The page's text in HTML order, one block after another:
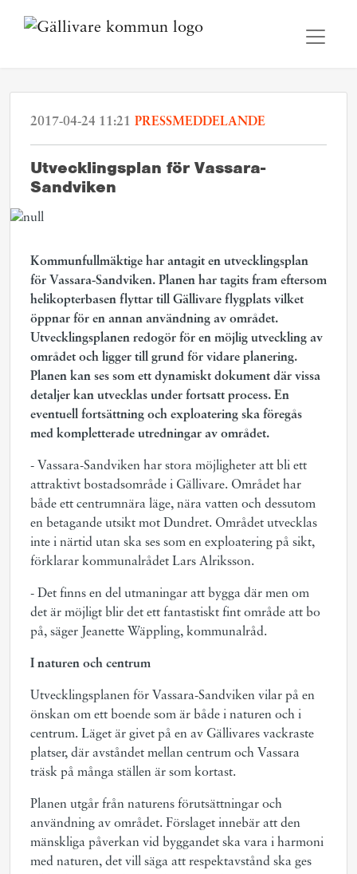
2017-04-24 11:21 PRESSMEDDELANDE
​Utvecklingsplan för Vassara-
Sandviken
Kommunfullmäktige har antagit en utvecklingsplan
för Vassara-Sandviken. Planen har tagits fram eftersom
helikopterbasen flyttar till Gällivare flygplats vilket
öppnar för en annan användning av området.
Utvecklingsplanen redogör för en möjlig utveckling av
området och ligger till grund för vidare plane­ring.
Planen kan ses som ett dynamiskt dokument där vissa
detaljer kan utvecklas under fortsatt process. En
eventuell fortsättning och exploatering ska föregås
med kompletterade utredningar av området.
- Vassara-Sandviken har stora möjligheter att bli ett
attraktivt bostadsområde i Gällivare. Området har
både ett centrumnära läge, nära vatten och dessutom
en betagande utsikt mot Dundret. Området utvecklas
inte i närtid utan ska ses som en exploatering på sikt,
förklarar kommunalrådet Lars Alriksson.
- Det finns en del utmaningar att bygga där men om
det är möjligt blir det ett fantastiskt fint område att bo
på, säger Jeanette Wäppling, kommunalråd.
I naturen och centrum
Utvecklingsplanen för Vassara-Sandviken vilar på en
önskan om ett boende som är både i naturen och i
centrum. Läget är givet på en av Gällivares vackraste
platser, där avståndet mellan centrum och Vassara
träsk på många ställen är som kortast.
Planen utgår från naturens förutsättningar och
användning av området. Förslaget innebär att den
mänskliga påverkan vid byg­gandet ska vara i harmoni
med naturen, det vill säga att respektavstånd ska ges